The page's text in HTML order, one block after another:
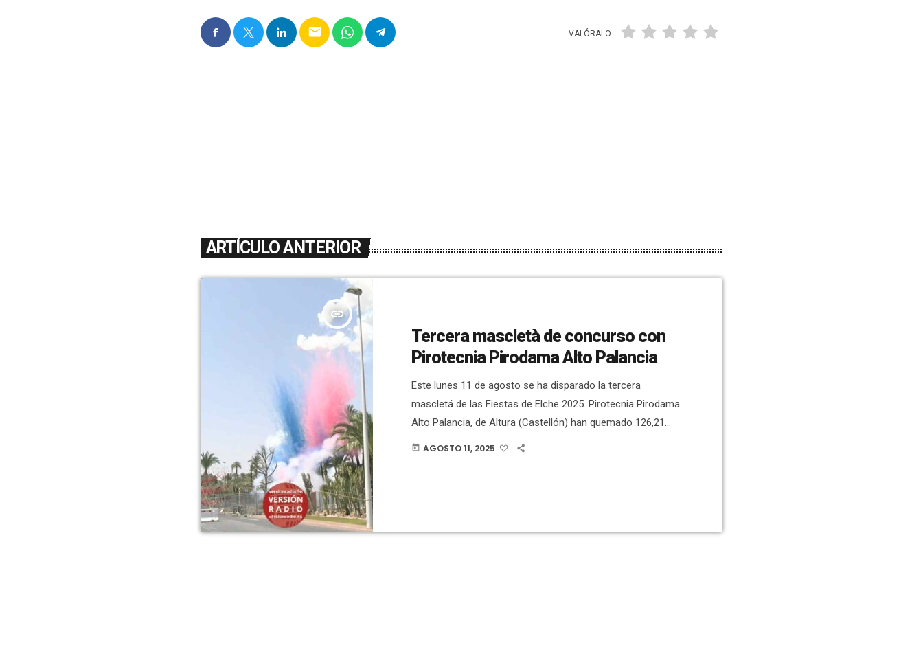
email VALÓRALO
ARTÍCULO ANTERIOR
insert_link
Tercera mascletà de concurso con
Pirotecnia Pirodama Alto Palancia
Este lunes 11 de agosto se ha disparado la tercera
mascletá de las Fiestas de Elche 2025. Pirotecnia Pirodama
Alto Palancia, de Altura (Castellón) han quemado 126,21
kilos de pólvora. Antes del lanzamiento, Francisco Sancho,
today AGOSTO 11, 2025